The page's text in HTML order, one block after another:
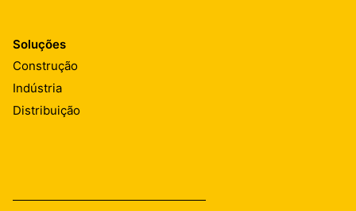
Soluções
Construção
Indústria
Distribuição